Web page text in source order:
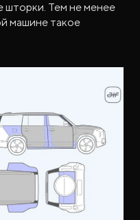
шторки. Тем не менее
машине такое